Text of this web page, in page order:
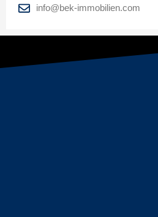
info@bek-immobilien.com